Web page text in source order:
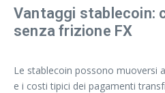
Vantaggi stablecoin:
senza frizione FX
Le stablecoin possono muoversi
e i costi tipici dei pagamenti